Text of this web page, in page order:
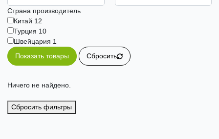
Страна производитель
Китай 12
Турция 10
Швейцария 1
Показать товары
Сбросить
Ничего не найдено.
Сбросить фильтры